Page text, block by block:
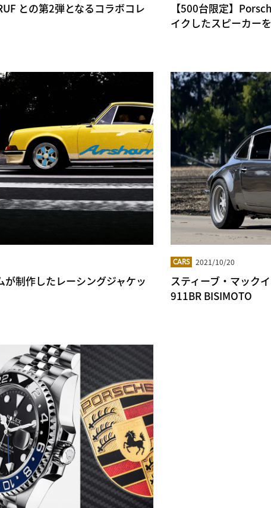
との第2弾となるコラボコレ
【500台限定】
イクしたスピーカー
制作したレーシングジャケッ
CARS 2021/10/20
スティーブ・マック
911BR BISIMOTO